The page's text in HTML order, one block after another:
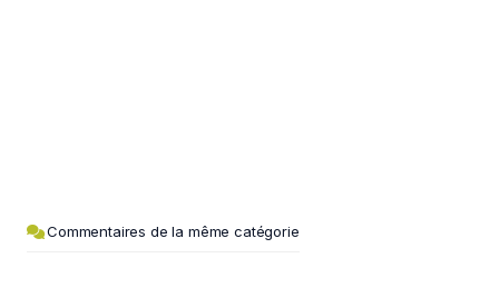
Commentaires de la même catégorie